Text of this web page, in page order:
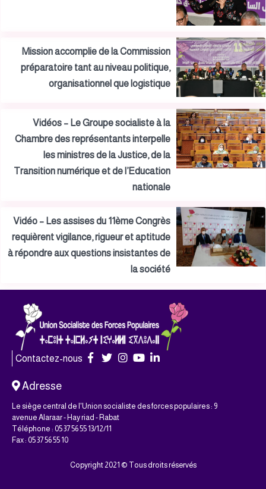
Mission accomplie de la Commission
préparatoire tant au niveau politique,
organisationnel que logistique
Vidéos – Le Groupe socialiste à la
Chambre des représentants interpelle
les ministres de la Justice, de la
Transition numérique et de l’Education
nationale
Vidéo – Les assises du 11ème Congrès
requièrent vigilance, rigueur et aptitude
à répondre aux questions insistantes de
la société
Contactez-nous
Adresse
Le siège central de l'Union socialiste des forces populaires : 9
avenue Alaraar - Hay riad - Rabat
Téléphone : 05 37 56 55 13/12/11
Fax : 05 37 56 55 10
Copyright 2021 © Tous droits réservés